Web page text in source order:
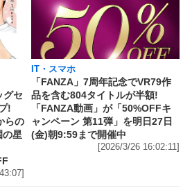
グセ
!
らの
の星
IT・スマホ
「FANZA」7周年記念でVR79作
品を含む804タイトルが半額!
「FANZA動画」が「50%OFFキ
ャンペーン 第11弾」を明日27日
(金)朝9:59まで開催中
[2026/3/26 16:02:11]